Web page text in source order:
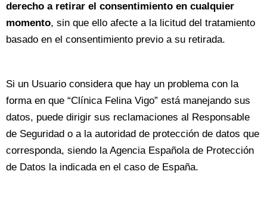
derecho a retirar el consentimiento en cualquier
momento, sin que ello afecte a la licitud del tratamiento
basado en el consentimiento previo a su retirada.
Si un Usuario considera que hay un problema con la
forma en que “Clínica Felina Vigo” está manejando sus
datos, puede dirigir sus reclamaciones al Responsable
de Seguridad o a la autoridad de protección de datos que
corresponda, siendo la Agencia Española de Protección
de Datos la indicada en el caso de España.